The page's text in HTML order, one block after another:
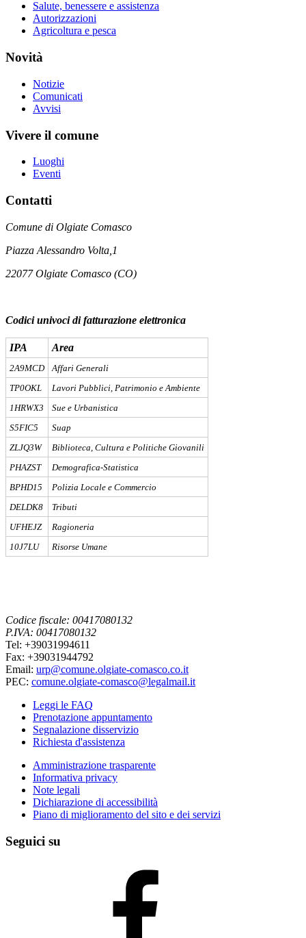
Salute, benessere e assistenza
Autorizzazioni
Agricoltura e pesca
Novità
Notizie
Comunicati
Avvisi
Vivere il comune
Luoghi
Eventi
Contatti
Comune di Olgiate Comasco
Piazza Alessandro Volta,1
22077 Olgiate Comasco (CO)
Codici univoci di fatturazione elettronica
IPA Area
2A9MCD
Affari Generali
TP0OKL
Lavori Pubblici, Patrimonio e Ambiente
1HRWX3
Sue e Urbanistica
S5FIC5
Suap
ZLJQ3W
Biblioteca, Cultura e Politiche Giovanili
PHAZST
Demografica-Statistica
BPHD15
Polizia Locale e Commercio
DELDK8
Tributi
UFHEJZ
Ragioneria
10J7LU
Risorse Umane
Codice fiscale: 00417080132
P.IVA: 00417080132
Tel: +39031994611
Fax: +39031944792
Email: urp@comune.olgiate-comasco.co.it
PEC: comune.olgiate-comasco@legalmail.it
Leggi le FAQ
Prenotazione appuntamento
Segnalazione disservizio
Richiesta d'assistenza
Amministrazione trasparente
Informativa privacy
Note legali
Dichiarazione di accessibilità
Piano di miglioramento del sito e dei servizi
Seguici su